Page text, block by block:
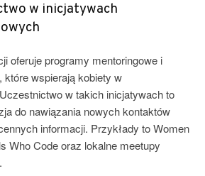
w inicjatywach
oferuje programy mentoringowe i
które wspierają kobiety w
w takich inicjatywach to
do nawiązania nowych kontaktów
informacji. Przykłady to Women
Who Code oraz lokalne meetupy